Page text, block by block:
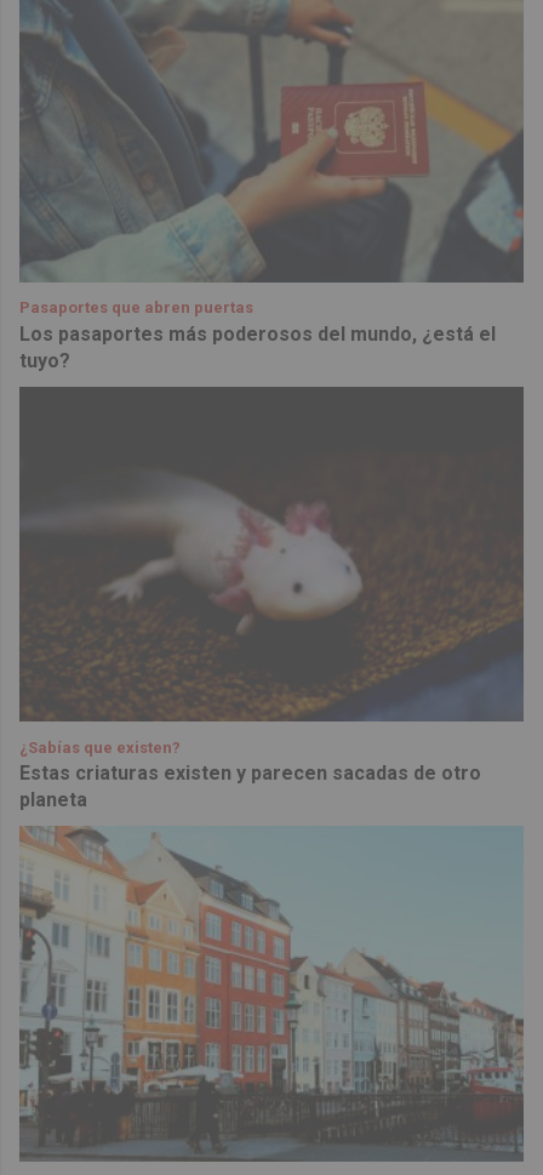
Pasaportes que abren puertas
Los pasaportes más poderosos del mundo, ¿está el
tuyo?
¿Sabías que existen?
Estas criaturas existen y parecen sacadas de otro
planeta